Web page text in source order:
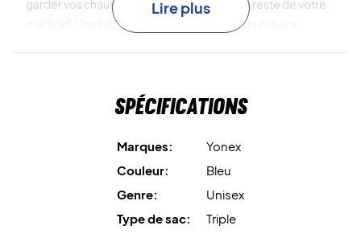
garder vos chaussures usagées à l’écart du reste de votre
matériel. Une poche latérale zippée offre un espace
votre Yonex Team Racket Bag !
3 compartiments.
Lire plus
Spécifications
Marques:
Yonex
Couleur:
Bleu
Genre:
Unisex
Type de sac:
Triple